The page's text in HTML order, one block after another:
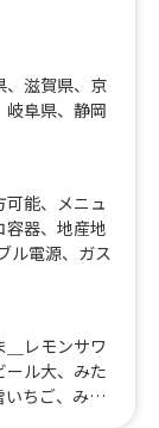
、 滋賀県、 京
岐阜県、 静岡
可能、
メニュ
容器、 地産地
ル電源、 ガス
レモンサワ
ール大、みた
ちご、みた